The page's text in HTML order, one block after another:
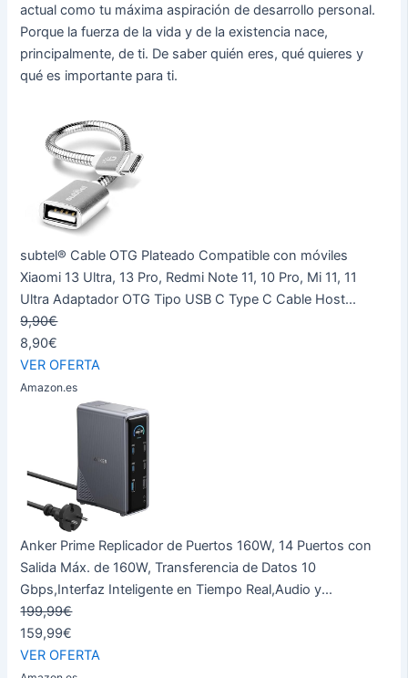
actual como tu máxima aspiración de desarrollo personal.
Porque la fuerza de la vida y de la existencia nace,
principalmente, de ti. De saber quién eres, qué quieres y
qué es importante para ti.
subtel® Cable OTG Plateado Compatible con móviles
Xiaomi 13 Ultra, 13 Pro, Redmi Note 11, 10 Pro, Mi 11, 11
Ultra Adaptador OTG Tipo USB C Type C Cable Host...
9,90€
8,90€
VER OFERTA
Amazon.es
Anker Prime Replicador de Puertos 160W, 14 Puertos con
Salida Máx. de 160W, Transferencia de Datos 10
Gbps,Interfaz Inteligente en Tiempo Real,Audio y...
199,99€
159,99€
VER OFERTA